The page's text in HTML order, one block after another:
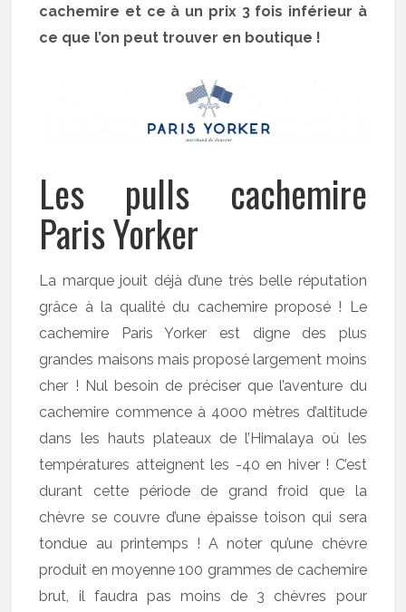
cachemire et ce à un prix 3 fois inférieur à
ce que l’on peut trouver en boutique !
Les pulls cachemire
Paris Yorker
La marque jouit déjà d’une très belle réputation
grâce à la qualité du cachemire proposé ! Le
cachemire Paris Yorker est digne des plus
grandes maisons mais proposé largement moins
cher ! Nul besoin de préciser que l’aventure du
cachemire commence à 4000 mètres d’altitude
dans les hauts plateaux de l’Himalaya où les
températures atteignent les -40 en hiver ! C’est
durant cette période de grand froid que la
chèvre se couvre d’une épaisse toison qui sera
tondue au printemps ! A noter qu’une chèvre
produit en moyenne 100 grammes de cachemire
brut, il faudra pas moins de 3 chèvres pour